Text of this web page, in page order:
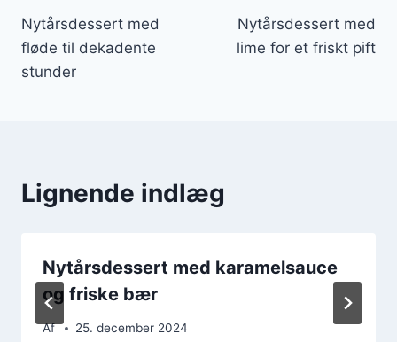
Nytårsdessert med
fløde til dekadente
stunder
Nytårsdessert med
lime for et friskt pift
Lignende indlæg
Nytårsdessert med karamelsauce
og friske bær
Af 25. december 2024